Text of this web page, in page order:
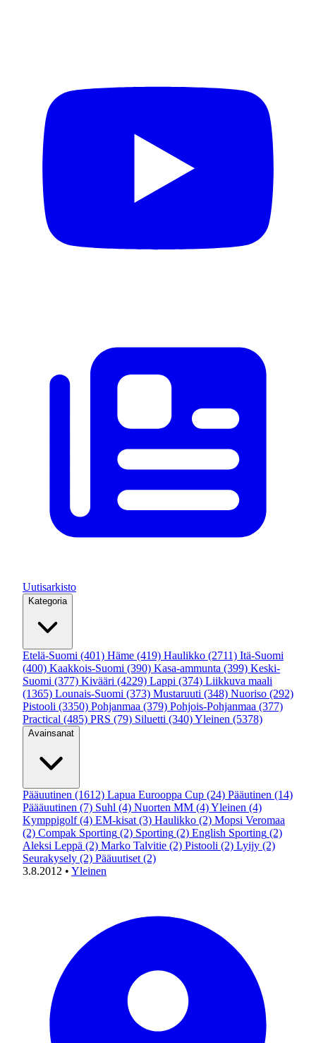
Uutisarkisto
Kategoria
Etelä-Suomi (401) Häme (419) Haulikko (2711) Itä-Suomi
(400) Kaakkois-Suomi (390) Kasa-ammunta (399) Keski-
Suomi (377) Kivääri (4229) Lappi (374) Liikkuva maali
(1365) Lounais-Suomi (373) Mustaruuti (348) Nuoriso (292)
Pistooli (3350) Pohjanmaa (379) Pohjois-Pohjanmaa (377)
Practical (485) PRS (79) Siluetti (340)Yleinen (5378)
Avainsanat
Pääuutinen (1612) Lapua Eurooppa Cup (24) Pääutinen (14)
Päääuutinen (7) Suhl (4) Nuorten MM (4)Yleinen (4)
Kymppigolf (4) EM-kisat (3) Haulikko (2) Mopsi Veromaa
(2) Compak Sporting (2) Sporting (2) English Sporting (2)
Aleksi Leppä (2) Marko Talvitie (2) Pistooli (2) Lyijy (2)
Seurakysely (2) Pääuutiset (2)
3.8.2012 • Yleinen